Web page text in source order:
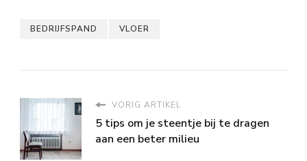
BEDRIJFSPAND VLOER
VORIG ARTIKEL
5 tips om je steentje bij te dragen
aan een beter milieu